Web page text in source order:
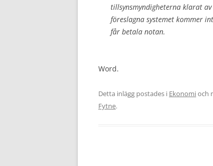
tillsynsmyndigheterna klarat
föreslagna systemet kommer
får betala notan.
Word.
Detta inlägg postades i Ekonomioch
Fytne.